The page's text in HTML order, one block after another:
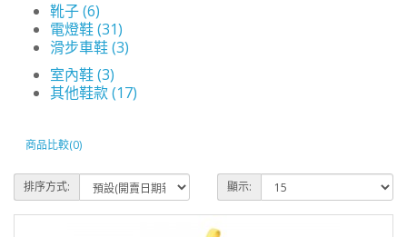
靴子 (6)
電燈鞋 (31)
滑步車鞋 (3)
室內鞋 (3)
其他鞋款 (17)
商品比較(0)
排序方式: 顯示: